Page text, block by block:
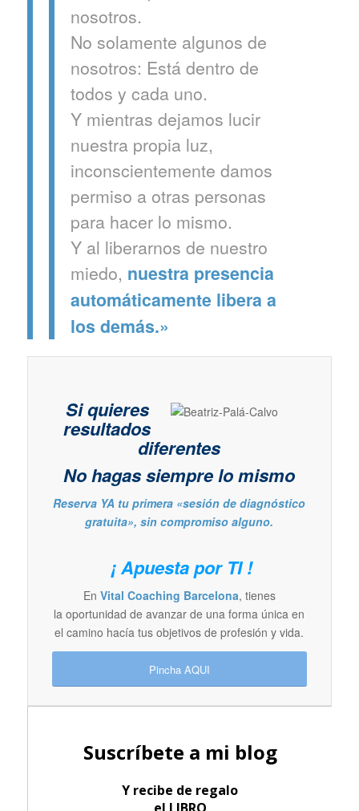
nosotros.
No solamente algunos de
nosotros: Está dentro de
todos y cada uno.
Y mientras dejamos lucir
nuestra propia luz,
inconscientemente damos
permiso a otras personas
para hacer lo mismo.
Yal liberarnos de nuestro
miedo, nuestra presencia
automáticamente libera a
los demás.»
Si quieres
resultados
diferentes
No hagas siempre lo mismo
Reserva YA tu primera «sesión de diagnóstico
gratuita», sin compromiso alguno.
¡ Apuesta por TI !
En Vital Coaching Barcelona, tienes
la oportunidad de avanzar de una forma única en
el camino hacía tus objetivos de profesión y vida.
Pincha AQUI